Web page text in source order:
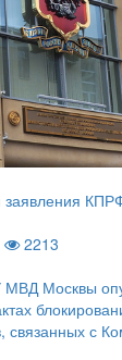
2213
МВД Москвы
с